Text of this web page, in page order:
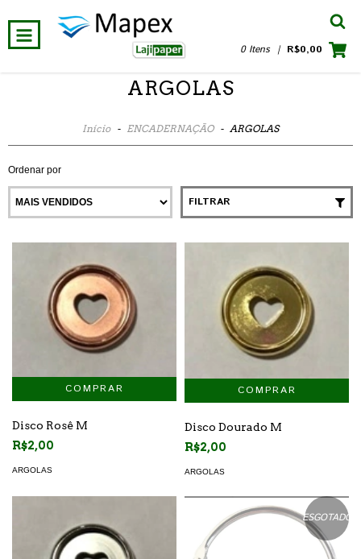
0 Itens | R$0,00
ARGOLAS
Início - ENCADERNAÇÃO - ARGOLAS
Ordenar por
FILTRAR
Disco Rosê M
R$2,00
ARGOLAS
Disco Dourado M
R$2,00
ARGOLAS
ESGOTADO